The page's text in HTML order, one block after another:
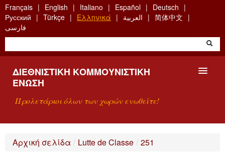
Skip
to
main
content
Français English Italiano Español
Deutsch
Русский
Türkçe Ελληνικά العربية
简体中文
فارسی
ΔΙΕΘΝΙΣΤΙΚΉ ΚΟΜΜΟΥΝΙΣΤΙΚΉ
ΈΝΩΣΗ
Προλετάριοι όλων των χωρών ενωθείτε!
Αρχική σελίδα / Lutte de Classe / 251